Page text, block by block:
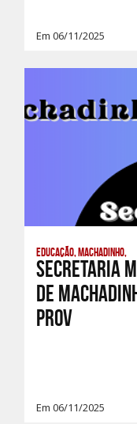
Em 06/11/2025
Educação, Machadinho,
Secretaria
de
prov
Em 06/11/2025